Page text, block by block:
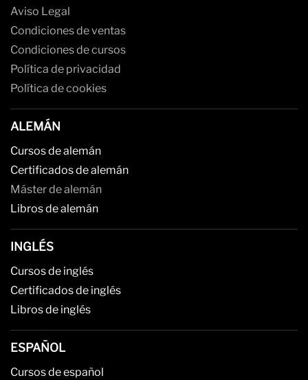
Aviso Legal
Condiciones de ventas
Condiciones de cursos
Política de privacidad
Política de cookies
ALEMÁN
Cursos de alemán
Certificados de alemán
Máster de alemán
Libros de alemán
INGLÉS
Cursos de inglés
Certificados de inglés
Libros de inglés
ESPAÑOL
Cursos de español